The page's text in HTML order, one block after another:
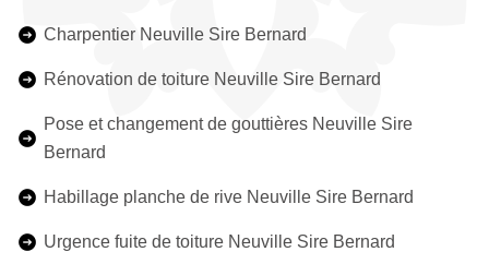
Charpentier Neuville Sire Bernard
Rénovation de toiture Neuville Sire Bernard
Pose et changement de gouttières Neuville Sire
Bernard
Habillage planche de rive Neuville Sire Bernard
Urgence fuite de toiture Neuville Sire Bernard